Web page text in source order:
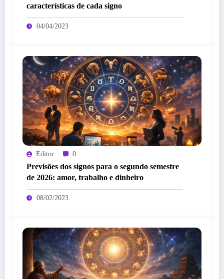
características de cada signo
04/04/2023
Editor 0
Previsões dos signos para o segundo semestre
de 2026: amor, trabalho e dinheiro
08/02/2023